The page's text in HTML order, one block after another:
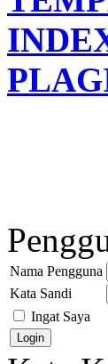
Nama Pengguna
Kata Sandi
Ingat Saya